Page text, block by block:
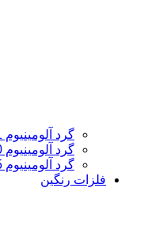
گرد آلومینیوم 6061
گرد آلومینیوم 7000
گرد آلومینیوم 7075
فلزات رنگین